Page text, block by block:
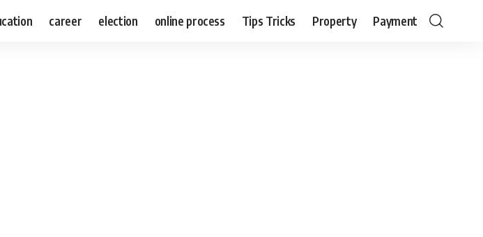
career election online process Tips Tricks Property Payment